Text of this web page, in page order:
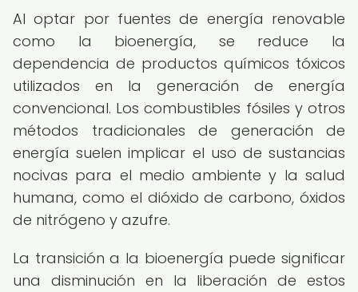
Al optar por fuentes de energía renovable
como la bioenergía, se reduce la
dependencia de productos químicos tóxicos
utilizados en la generación de energía
convencional. Los combustibles fósiles y otros
métodos tradicionales de generación de
energía suelen implicar el uso de sustancias
nocivas para el medio ambiente y la salud
humana, como el dióxido de carbono, óxidos
de nitrógeno y azufre.
La transición a la bioenergía puede significar
una disminución en la liberación de estos